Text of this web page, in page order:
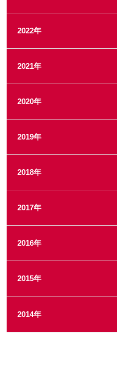
2022年
2021年
2020年
2019年
2018年
2017年
2016年
2015年
2014年